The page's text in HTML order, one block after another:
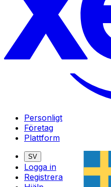
Personligt
Företag
Plattform
SV
Logga in
Registrera